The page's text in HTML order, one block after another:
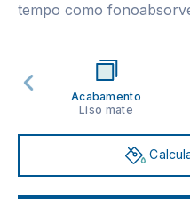
tempo como
Acabamento
Liso mate